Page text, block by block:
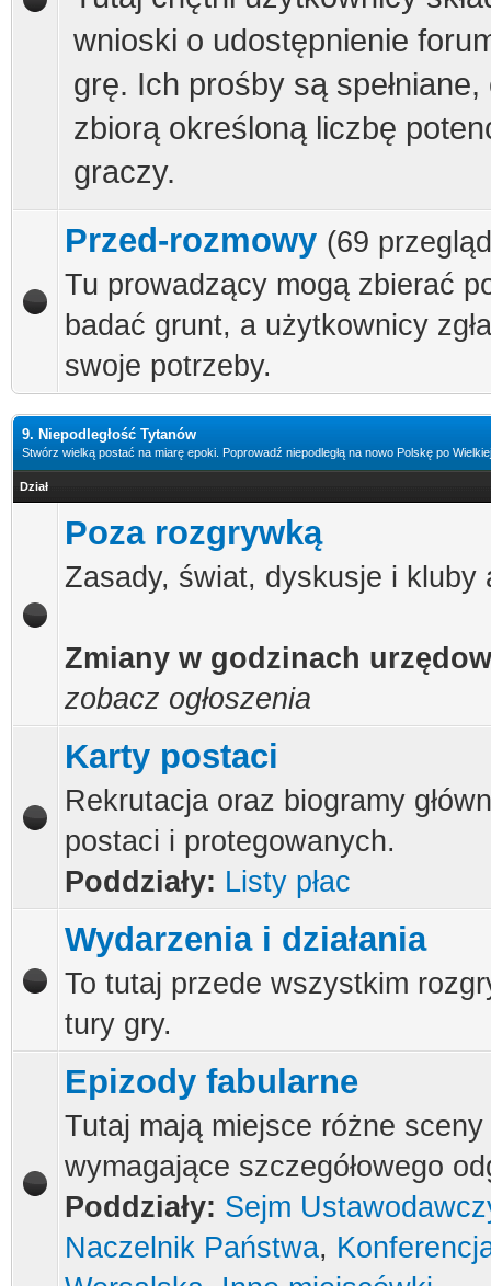
wnioski o udostępnienie
grę. Ich prośby są spełniane,
zbiorą określoną liczbę
graczy.
Przed-rozmowy (69
Tu prowadzący mogą zbierać
badać grunt, a użytkownicy
swoje potrzeby.
9. Niepodległość Tytanów
Stwórz wielką postać na miarę epoki. Poprowadź niepodległą na nowo Polskę po
Dział
Poza rozgrywką
Zasady, świat, dyskusje i kluby
Zmiany w godzinach
zobacz ogłoszenia
Karty postaci
Rekrutacja oraz biogramy
postaci i protegowanych.
Poddziały: Listy płac
Wydarzenia i działania
To tutaj przede wszystkim
tury gry.
Epizody fabularne
Tutaj mają miejsce różne
wymagające szczegółowego
Poddziały: Sejm
Naczelnik Państwa,